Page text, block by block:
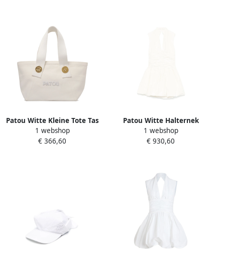
Patou Witte Kleine Tote Tas
met Logo White Dames
1 webshop
€ 366,60
Patou Witte Halternek
Mouwloze Wijd Uitlopende
Rok Jurk White Dames
1 webshop
€ 930,60